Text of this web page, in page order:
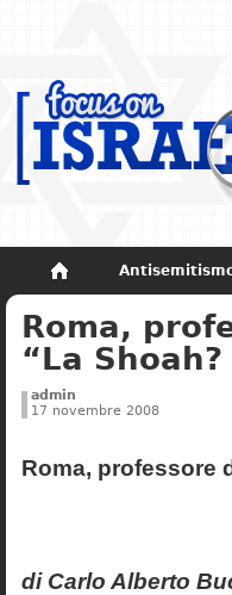
Non dimenticare
Roma,
“La
admin
17 novembre 2008
Roma, professore
di Carlo Alberto